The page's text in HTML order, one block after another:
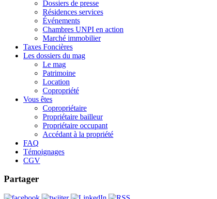
Dossiers de presse
Résidences services
Événements
Chambres UNPI en action
Marché immobilier
Taxes Foncières
Les dossiers du mag
Le mag
Patrimoine
Location
Copropriété
Vous êtes
Copropriétaire
Propriétaire bailleur
Propriétaire occupant
Accédant à la propriété
FAQ
Témoignages
CGV
Partager